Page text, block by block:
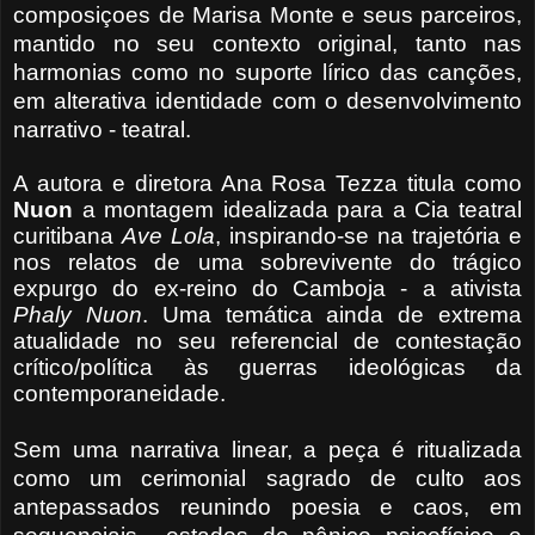
composiçoes de Marisa Monte e seus parceiros,
mantido no seu contexto original, tanto nas
harmonias como no suporte lírico das canções,
em alterativa identidade com o desenvolvimento
narrativo - teatral.
A autora e diretora Ana Rosa Tezza titula como
Nuon a montagem idealizada para a Cia teatral
curitibanaAve Lola, inspirando-se na trajetória e
nos relatos de uma sobrevivente do trágico
expurgo do ex-reino do Camboja - a ativista
Phaly Nuon. Uma temática ainda de extrema
atualidade no seu referencial de contestação
crítico/política às
guerras ideológicas da
contemporaneidade.
Sem uma narrativa linear, a peça é ritualizada
como um cerimonial sagrado de culto aos
antepassados reunindo poesia e caos, em